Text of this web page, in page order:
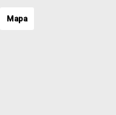
Mapa